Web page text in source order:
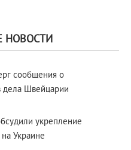
НОВОСТИ
сообщения о
дела Швейцарии
укрепление
Украине